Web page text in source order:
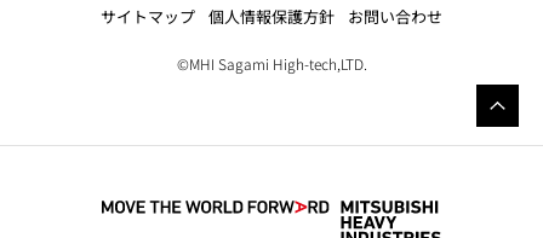
サイトマップ 個人情報保護方針 お問い合わせ
©MHI Sagami High-tech,LTD.